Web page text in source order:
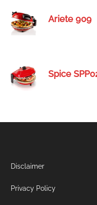
Ariete 909
Spice
Footer
Disclaimer
Privacy Policy